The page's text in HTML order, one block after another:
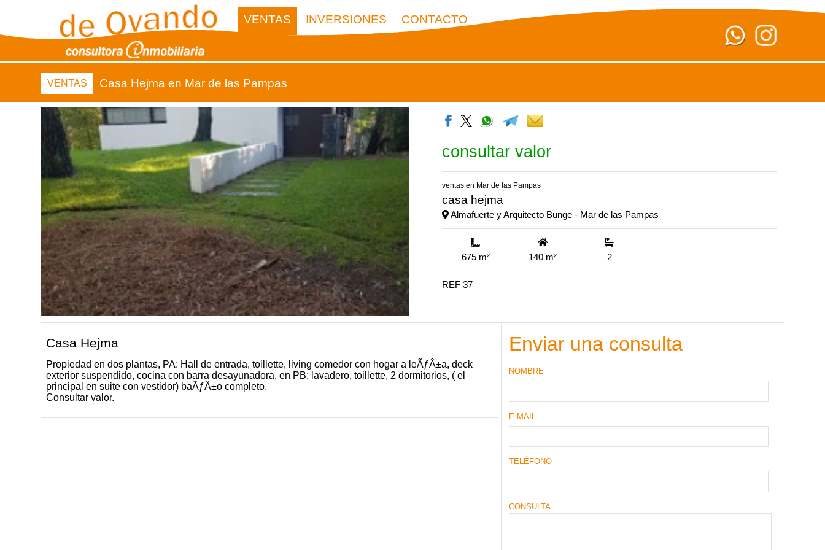
VENTAS INVERSIONES CONTACTO
VENTAS Casa Hejma en Mar de las Pampas
consultar valor
ventas en Mar de las Pampas
casa hejma
Almafuerte y Arquitecto Bunge - Mar de las Pampas
superficie de lote
675 m²
superficie construída
140 m²
2
REF 37
Casa Hejma
Propiedad en dos plantas, PA: Hall de entrada, toillette, living comedor con hogar a leÃƒÂ±a, deck
exterior suspendido, cocina con barra desayunadora, en PB: lavadero, toillette, 2 dormitorios, ( el
principal en suite con vestidor) baÃƒÂ±o completo.
Consultar valor.
Enviar una consulta
NOMBRE
E-MAIL
TELÉFONO
CONSULTA